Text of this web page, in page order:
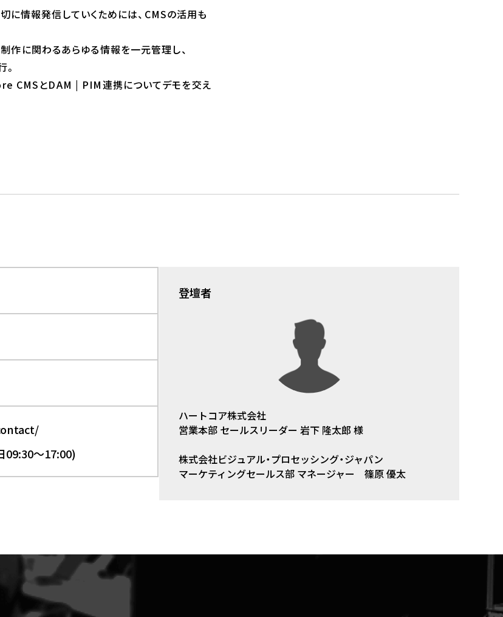
情報発信していくためには、CMSの活用も
作に関わるあらゆる情報を一元管理し、
CMSとDAM | PIM連携についてデモを交え
09:30〜17:00)
登壇者
ハートコア株式会社
営業本部 セールスリーダー 岩下 隆太郎 様
株式会社ビジュアル・プロセッシング・ジャパン
マーケティングセールス部 マネージャー 篠原 優太